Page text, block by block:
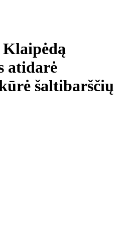
atidarė
šaltibarščių